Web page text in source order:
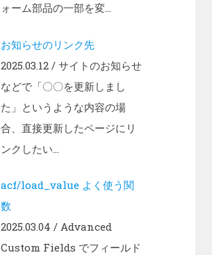
ォーム部品の一部を変...
お知らせのリンク先
2025.03.12 / サイトのお知らせ
などで「〇〇を更新しまし
た」というような内容の場
合、直接更新したページにリ
ンクしたい...
acf/load_value よく使う関
数
2025.03.04 / Advanced
Custom Fields でフィールド